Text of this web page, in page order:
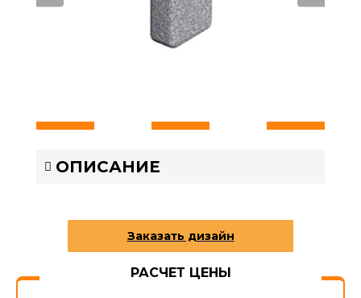
ОПИСАНИЕ
РАСЧЕТ ЦЕНЫ